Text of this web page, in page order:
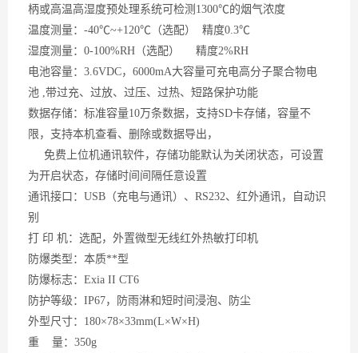
柄或高温高湿度预处理系统可检测 1300℃的烟气浓度
温度测量： -40℃~+120℃（选配） 精度0.3℃
湿度测量： 0-100%RH（选配） 精度2%RH
电池容量： 3.6VDC，6000mA大容量可充电高分子聚合物电
池 ,带过充、过放、过压、过热、短路保护功能
数据存储：标准容量10万条数据，支持SD卡存储，容量不
限，支持本机查看、删除或数据导出，
免费上位机通讯软件，存储功能默认为关闭状态，可设置
为开启状态，存储时间间隔任意设置
通讯接口： USB（充电与通讯）、RS232、红外通讯，自动识
别
打
印 机：选配，外置微型无线红外热敏打印机
防爆类型：本质**型
防爆标志： Exia II CT6
防护等级： IP67，防雨淋和短时间浸泡、防尘
外型尺寸： 180×78×33mm(L×W×H)
重 量：350g